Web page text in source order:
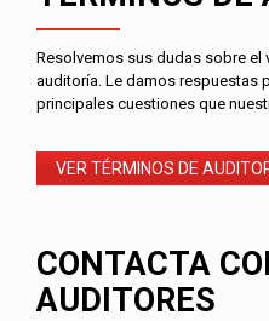
Resolvemos sus dudas sobre el
auditoría. Le damos respuestas
principales cuestiones que
VER TÉRMINOS DE
CONTACTA
AUDITORES